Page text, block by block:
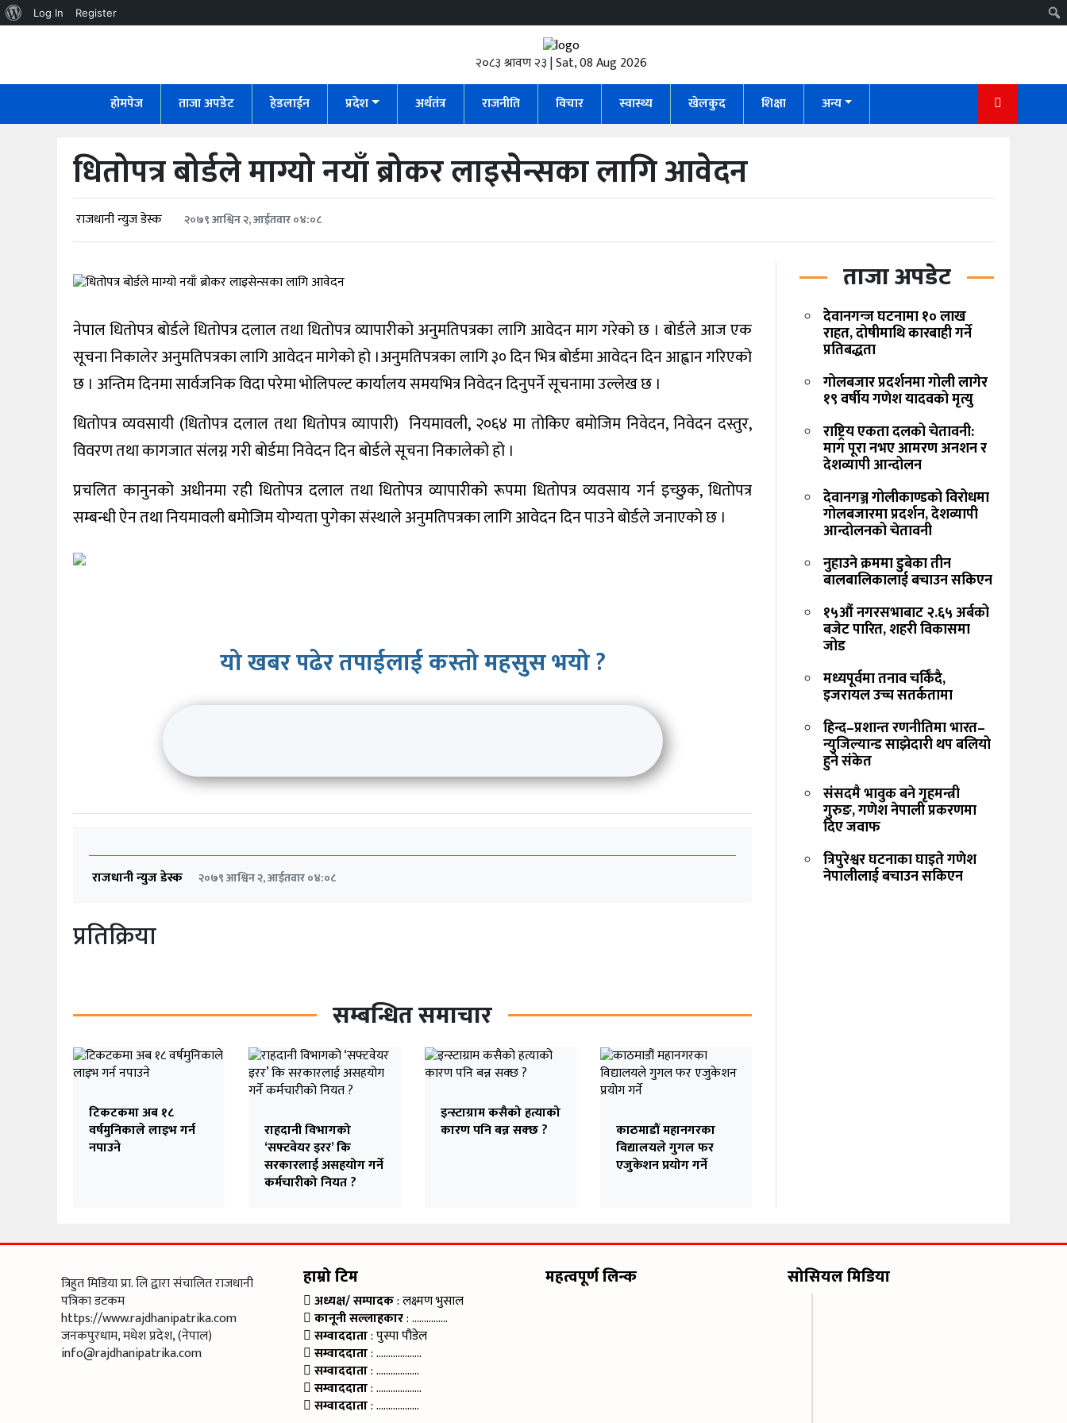
About
Log In Register
२०८३ श्रावण २३ | Sat, 08 Aug 2026
होमपेज
ताजा अपडेट हेडलाईन प्रदेश अर्थतंत्र राजनीति विचार स्वास्थ्य खेलकुद शिक्षा अन्य
धितोपत्र बोर्डले माग्यो नयाँ ब्रोकर लाइसेन्सका लागि आवेदन
राजधानी न्युज डेस्क २०७९ आश्विन २, आईतवार ०४:०८
नेपाल धितोपत्र बोर्डले धितोपत्र दलाल तथा धितोपत्र व्यापारीको अनुमतिपत्रका लागि आवेदन माग गरेको छ । बोर्डले आज एक
सूचना निकालेर अनुमतिपत्रका लागि आवेदन मागेको हो ।अनुमतिपत्रका लागि ३० दिन भित्र बोर्डमा आवेदन दिन आह्वान गरिएको
छ । अन्तिम दिनमा सार्वजनिक विदा परेमा भोलिपल्ट कार्यालय समयभित्र निवेदन दिनुपर्ने सूचनामा उल्लेख छ ।
धितोपत्र व्यवसायी (धितोपत्र दलाल तथा धितोपत्र व्यापारी) नियमावली, २०६४ मा तोकिए बमोजिम निवेदन, निवेदन दस्तुर,
विवरण तथा कागजात संलग्न गरी बोर्डमा निवेदन दिन बोर्डले सूचना निकालेको हो ।
प्रचलित कानुनको अधीनमा रही धितोपत्र दलाल तथा धितोपत्र व्यापारीको रूपमा धितोपत्र व्यवसाय गर्न इच्छुक, धितोपत्र
सम्बन्धी ऐन तथा नियमावली बमोजिम योग्यता पुगेका संस्थाले अनुमतिपत्रका लागि आवेदन दिन पाउने बोर्डले जनाएको छ ।
यो खबर पढेर तपाईलाई कस्तो महसुस भयो ?
राजधानी न्युज डेस्क २०७९ आश्विन २, आईतवार ०४:०८
प्रतिक्रिया
सम्बन्धित समाचार
टिकटकमा अब १८
वर्षमुनिकाले लाइभ गर्न
नपाउने
राहदानी विभागको
‘सफ्टवेयर इरर’ कि
सरकारलाई असहयोग गर्ने
कर्मचारीको नियत ?
इन्स्टाग्राम कसैको हत्याको
कारण पनि बन्न सक्छ ?
काठमाडौं महानगरका
विद्यालयले गुगल फर
एजुकेशन प्रयोग गर्ने
ताजा अपडेट
देवानगन्ज घटनामा १० लाख
राहत, दोषीमाथि कारबाही गर्ने
प्रतिबद्धता
गोलबजार प्रदर्शनमा गोली लागेर
१९ वर्षीय गणेश यादवको मृत्यु
राष्ट्रिय एकता दलको चेतावनी:
माग पूरा नभए आमरण अनशन र
देशव्यापी आन्दोलन
देवानगञ्ज गोलीकाण्डको विरोधमा
गोलबजारमा प्रदर्शन, देशव्यापी
आन्दोलनको चेतावनी
नुहाउने क्रममा डुबेका तीन
बालबालिकालाई बचाउन सकिएन
१५औं नगरसभाबाट २.६५ अर्बको
बजेट पारित, शहरी विकासमा
जोड
मध्यपूर्वमा तनाव चर्किँदै,
इजरायल उच्च सतर्कतामा
हिन्द–प्रशान्त रणनीतिमा भारत–
न्युजिल्यान्ड साझेदारी थप बलियो
हुने संकेत
संसदमै भावुक बने गृहमन्त्री
गुरुङ, गणेश नेपाली प्रकरणमा
दिए जवाफ
त्रिपुरेश्वर घटनाका घाइते गणेश
नेपालीलाई बचाउन सकिएन
त्रिहुत मिडिया प्रा. लि द्वारा संचालित राजधानी
पत्रिका डटकम
https://www.rajdhanipatrika.com
जनकपुरधाम, मधेश प्रदेश, (नेपाल)
info@rajdhanipatrika.com
हाम्रो टिम
अध्यक्ष/ सम्पादक: लक्ष्मण भुसाल
कानूनी सल्लाहकार: ……………
सम्वाददाता: पुस्पा पौडेल
सम्वाददाता: ……………….
सम्वाददाता: ………………
सम्वाददाता: ……………….
सम्वाददाता: ………………
महत्वपूर्ण लिन्क सोसियल मिडिया